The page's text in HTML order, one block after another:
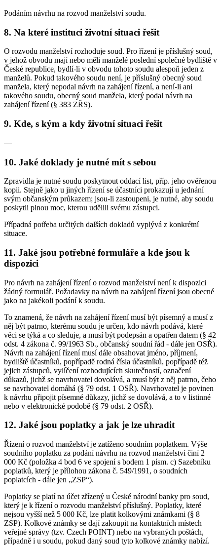
Podáním návrhu na rozvod manželství soudu.
8. Na které instituci životní situaci řešit
O rozvodu manželství rozhoduje soud. Pro řízení je příslušný soud,
v jehož obvodu mají nebo měli manželé poslední společné bydliště v
České republice, bydlí-li v obvodu tohoto soudu alespoň jeden z
manželů. Pokud takového soudu není, je příslušný obecný soud
manžela, který nepodal návrh na zahájení řízení, a není-li ani
takového soudu, obecný soud manžela, který podal návrh na
zahájení řízení (§ 383 ZŘS).
9. Kde, s kým a kdy životní situaci řešit
—
10. Jaké doklady je nutné mít s sebou
Zpravidla je nutné soudu poskytnout oddací list, příp. jeho ověřenou
kopii. Stejně jako u jiných řízení se účastníci prokazují u jednání
svým občanským průkazem; jsou-li zastoupeni, je nutné, aby soudu
poskytli plnou moc, kterou udělili svému zástupci.
Případná potřeba určitých dalších dokladů vyplývá z konkrétní
situace.
11. Jaké jsou potřebné formuláře a kde jsou k
dispozici
Pro návrh na zahájení řízení o rozvod manželství není k dispozici
žádný formulář. Požadavky na návrh na zahájení řízení jsou obecné
jako na jakékoli podání k soudu.
To znamená, že návrh na zahájení řízení musí být písemný a musí z
něj být patrno, kterému soudu je určen, kdo návrh podává, které
věci se týká a co sleduje, a musí být podepsán a opatřen datem (§ 42
odst. 4 zákona č. 99/1963 Sb., občanský soudní řád - dále jen OSŘ).
Návrh na zahájení řízení musí dále obsahovat jméno, příjmení,
bydliště účastníků, popřípadě rodná čísla účastníků, popřípadě též
jejich zástupců, vylíčení rozhodujících skutečností, označení
důkazů, jichž se navrhovatel dovolává, a musí být z něj patrno, čeho
se navrhovatel domáhá (§ 79 odst. 1 OSŘ). Navrhovatel je povinen
k návrhu připojit písemné důkazy, jichž se dovolává, a to v listinné
nebo v elektronické podobě (§ 79 odst. 2 OSŘ).
12. Jaké jsou poplatky a jak je lze uhradit
Řízení o rozvod manželství je zatíženo soudním poplatkem. Výše
soudního poplatku za podání návrhu na rozvod manželství činí 2
000 Kč (položka 4 bod 6 ve spojení s bodem 1 písm. c) Sazebníku
poplatků, který je přílohou zákona č. 549/1991, o soudních
poplatcích - dále jen „ZSP“).
Poplatky se platí na účet zřízený u České národní banky pro soud,
který je k řízení o rozvodu manželství příslušný. Poplatky, které
nejsou vyšší než 5 000 Kč, lze platit kolkovými známkami (§ 8
ZSP). Kolkové známky se dají zakoupit na kontaktních místech
veřejné správy (tzv. Czech POINT) nebo na vybraných poštách,
případně i u soudu, pokud daný soud tyto kolkové známky nabízí.